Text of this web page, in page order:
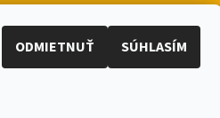
ODMIETNUŤ SÚHLASÍM